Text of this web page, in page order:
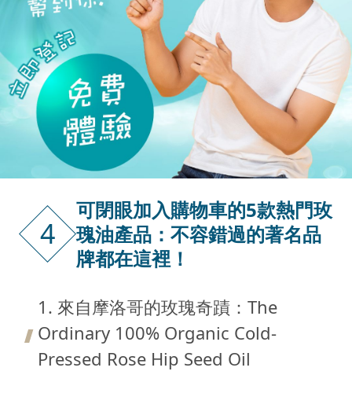
4
可閉眼加入購物車的5款熱門玫
瑰油產品：不容錯過的著名品
牌都在這裡！
1. 來自摩洛哥的玫瑰奇蹟：The
Ordinary 100% Organic Cold-
Pressed Rose Hip Seed Oil